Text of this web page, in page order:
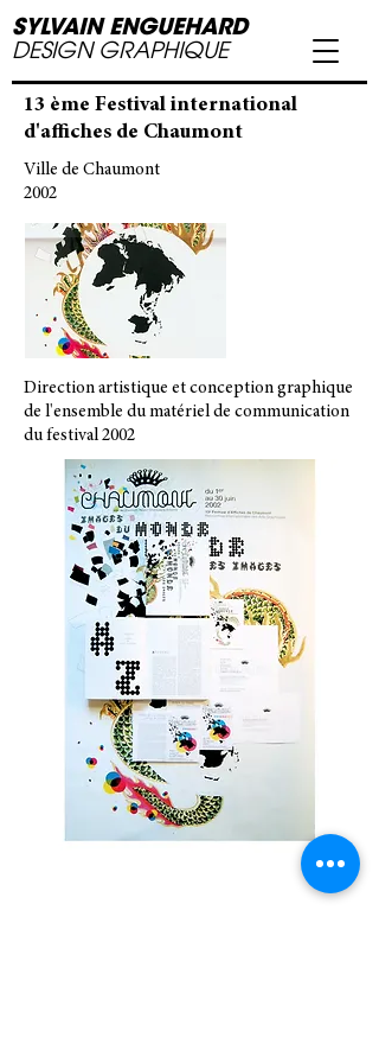
DESIGN GRAPHIQUE
SYLVAIN ENGUEHARD
13 ème Festival international
d'affiches de Chaumont
Ville de Chaumont
2002
Direction artistique et conception graphique
de l'ensemble du matériel de communication
du festival 2002